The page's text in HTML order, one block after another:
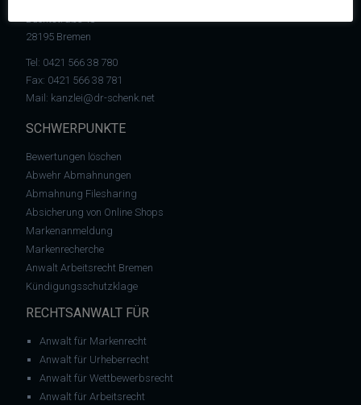
Buchtstraße 13
28195 Bremen
Tel: 0421 566 38 780
Fax: 0421 566 38 781
Mail: kanzlei@dr-schenk.net
SCHWERPUNKTE
Bewertungen löschen
Abwehr Abmahnungen
Abmahnung Filesharing
Absicherung von Online Shops
Markenanmeldung
Markenrecherche
Anwalt Arbeitsrecht Bremen
Kündigungsschutzklage
RECHTSANWALT FÜR
Anwalt für Markenrecht
Anwalt für Urheberrecht
Anwalt für Wettbewerbsrecht
Anwalt für Arbeitsrecht